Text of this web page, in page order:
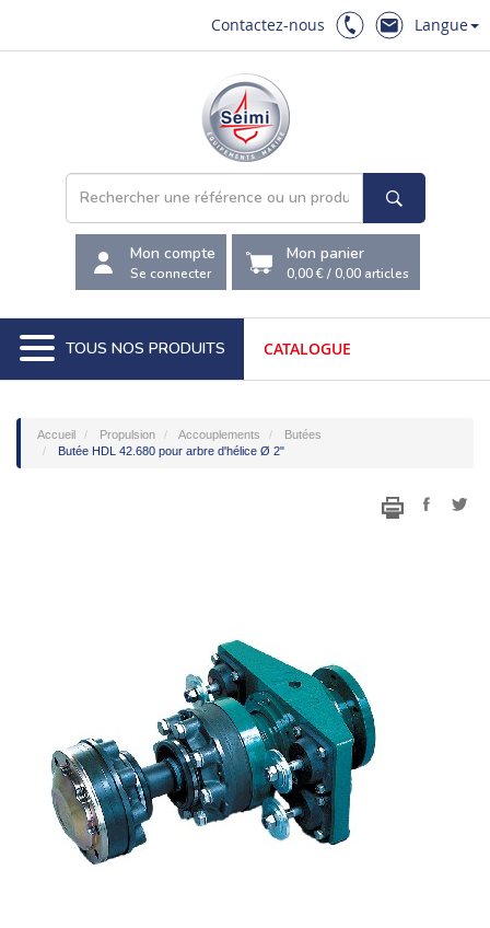
Contactez-nous Langue
Mon compte
Se connecter
Mon panier
0,00 €/0,00 articles
TOUS NOS PRODUITS CATALOGUE
Accueil Propulsion Accouplements
Butées
Butée HDL 42.680 pour arbre d'hélice Ø 2"